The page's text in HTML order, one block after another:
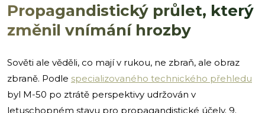
Propagandistický průlet, který
změnil vnímání hrozby
Sověti ale věděli, co mají v rukou, ne zbraň, ale obraz
zbraně. Podle specializovaného technického přehledu
byl M-50 po ztrátě perspektivy udržován v
letuschopném stavu pro propagandistické účely. 9.